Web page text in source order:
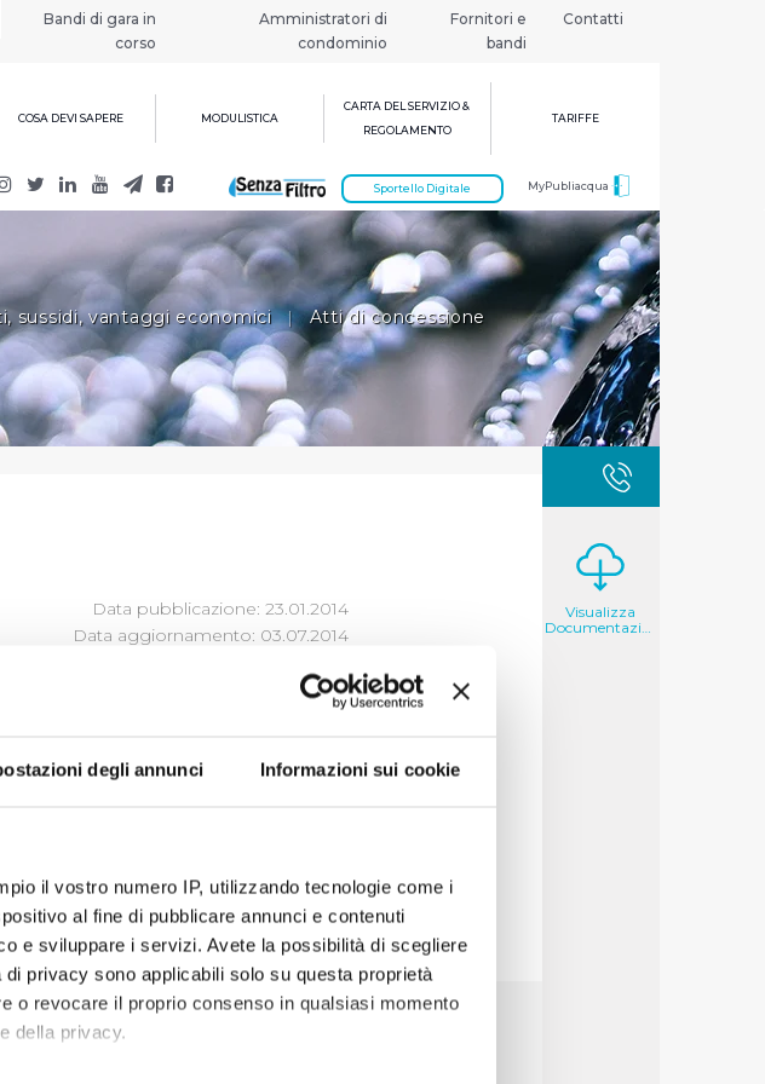
degli annunci Informazioni sui cookie
il vostro numero IP, utilizzando tecnologie come i
al fine di pubblicare annunci e contenuti
e sviluppare i servizi. Avete la possibilità di scegliere
privacy sono applicabili solo su questa proprietà
o revocare il proprio consenso in qualsiasi momento
della privacy.
Bandi di gara in
corso
Amministratori di
condominio
Fornitori e
bandi
Contatti
COSA DEVI SAPERE MODULISTICA
CARTA DEL SERVIZIO &
REGOLAMENTO
TARIFFE
MyPubliacqua
Sportello Digitale
sussidi, vantaggi economici | Atti di concessione
Data pubblicazione: 23.01.2014
Data aggiornamento: 03.07.2014
Visualizza
Documentazione